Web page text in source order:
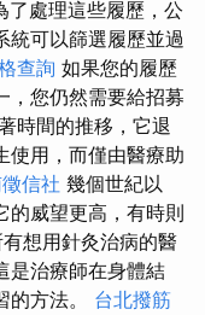
了處理這些履歷，公
統可以篩選履歷並過
查詢 如果您的履歷
，您仍然需要給招募
時間的推移，它退
使用，而僅由醫療助
信社 幾個世紀以
的威望更高，有時則
想用針灸治病的醫
是治療師在身體結
的方法。 台北撥筋